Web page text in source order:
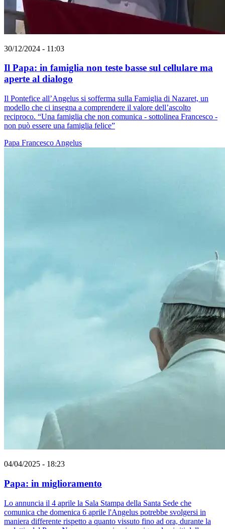
30/12/2024 - 11:03
Il Papa: in famiglia non teste basse sul cellulare ma
aperte al dialogo
Il Pontefice all’Angelus si sofferma sulla Famiglia di Nazaret, un
modello che ci insegna a comprendere il valore dell’ascolto
reciproco. “Una famiglia che non comunica - sottolinea Francesco -
non può essere una famiglia felice”
Papa Francesco Angelus
04/04/2025 - 18:23
Papa: in miglioramento
Lo annuncia il 4 aprile la Sala Stampa della Santa Sede che
comunica che domenica 6 aprile l'Angelus potrebbe svolgersi in
maniera differente rispetto a quanto vissuto fino ad ora, durante la